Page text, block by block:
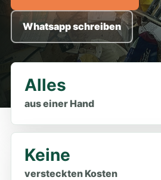
Whatsapp schreiben
Alles
aus einer Hand
Keine
versteckten Kosten